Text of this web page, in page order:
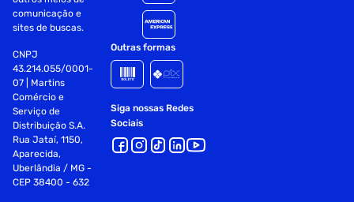
comunicação e
sites de buscas.
CNPJ
43.214.055/0001-
07 | Martins
Comércio e
Serviço de
Distribuição S.A.
Rua Jataí, 1150,
Aparecida,
Uberlândia / MG -
CEP 38400 - 632
Outras formas
Siga nossas Redes
Sociais